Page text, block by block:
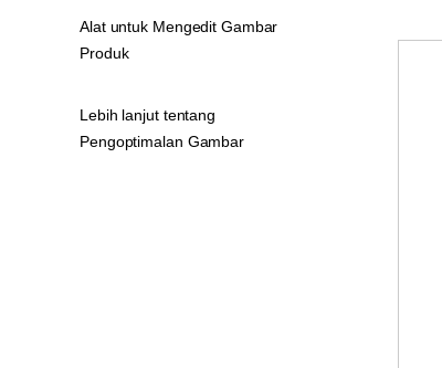
Alat untuk Mengedit Gambar
Produk
Lebih lanjut tentang
Pengoptimalan Gambar